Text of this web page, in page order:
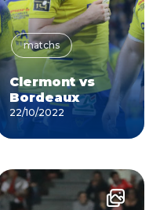
matchs
Clermont vs
Bordeaux
22/10/2022